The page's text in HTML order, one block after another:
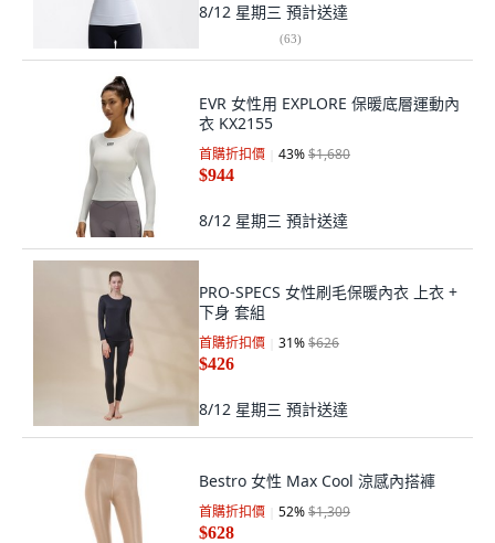
8/12 星期三 預計送達
(63)
EVR 女性用 EXPLORE 保暖底層運動內
衣 KX2155
首購折扣價 43%$1,680
$944
8/12 星期三 預計送達
PRO-SPECS 女性刷毛保暖內衣 上衣 +
下身 套組
首購折扣價 31%$626
$426
8/12 星期三 預計送達
Bestro 女性 Max Cool 涼感內搭褲
首購折扣價 52%$1,309
$628